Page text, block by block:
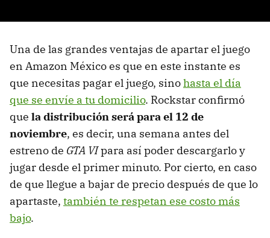
Una de las grandes ventajas de apartar el juego
en Amazon México es que en este instante es
que necesitas pagar el juego, sinohasta el día
que se envíe a tu domicilio. Rockstar confirmó
que la distribución será para el 12 de
noviembre, es decir, una semana antes del
estreno de GTA VIpara así poder descargarlo y
jugar desde el primer minuto. Por cierto, en caso
de que llegue a bajar de precio después de que lo
apartaste, también te respetan ese costo más
bajo.